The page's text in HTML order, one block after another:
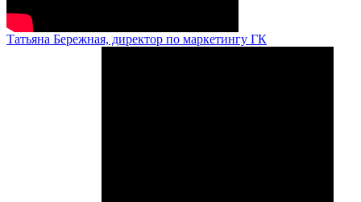
Татьяна Бережная, директор по маркетингу ГК